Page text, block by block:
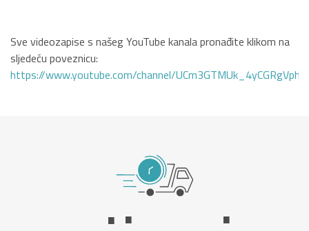
Sve videozapise s našeg YouTube kanala pronađite klikom na
sljedeću poveznicu:
https://www.youtube.com/channel/